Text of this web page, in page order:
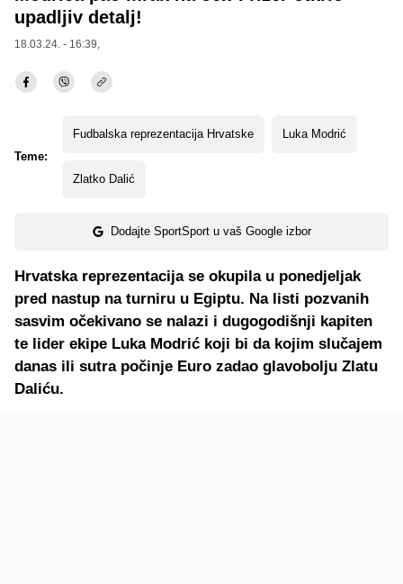
upadljiv detalj!
18.03.24. - 16:39,
Teme:
Fudbalska reprezentacija Hrvatske Luka Modrić
Zlatko Dalić
Dodajte SportSport u vaš Google izbor
Hrvatska reprezentacija se okupila u ponedjeljak
pred nastup na turniru u Egiptu. Na listi pozvanih
sasvim očekivano se nalazi i dugogodišnji kapiten
te lider ekipe Luka Modrić koji bi da kojim slučajem
danas ili sutra počinje Euro zadao glavobolju Zlatu
Daliću.